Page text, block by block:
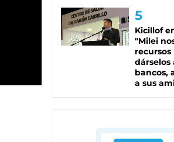
Kicillof
"Milei
recursos
dárselos
bancos,
a sus